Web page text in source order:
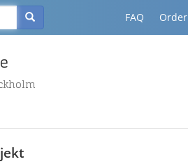
FAQ Order